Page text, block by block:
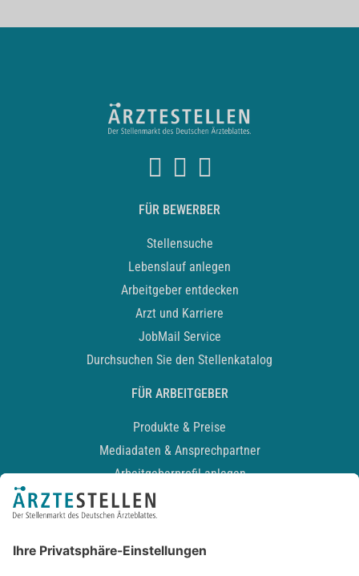
FÜR BEWERBER
Stellensuche
Lebenslauf anlegen
Arbeitgeber entdecken
Arzt und Karriere
JobMail Service
Durchsuchen Sie den Stellenkatalog
FÜR ARBEITGEBER
Produkte & Preise
Mediadaten & Ansprechpartner
Arbeitgeberprofil anlegen
Recruiting-Podcast